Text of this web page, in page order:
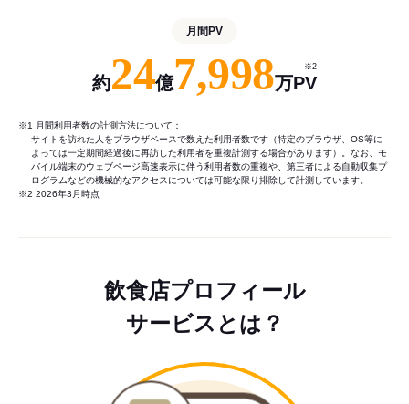
月間PV
約24億7,998万PV
※2
※1 月間利用者数の計測方法について：
サイトを訪れた人をブラウザベースで数えた利用者数です（特定のブラウザ、OS等に
よっては一定期間経過後に再訪した利用者を重複計測する場合があります）。なお、モ
バイル端末のウェブページ高速表示に伴う利用者数の重複や、第三者による自動収集プ
ログラムなどの機械的なアクセスについては可能な限り排除して計測しています。
※2 2026年3月時点
飲食店プロフィール
サービスとは？